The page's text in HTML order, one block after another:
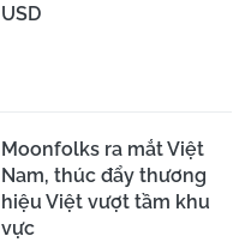
USD
Moonfolks ra mắt Việt
Nam, thúc đẩy thương
hiệu Việt vượt tầm khu
vực